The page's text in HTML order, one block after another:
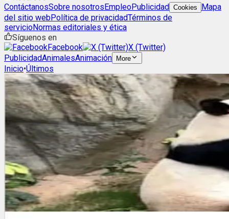
ContáctanosSobre nosotrosEmpleoPublicidad Cookies
Mapa
del sitio webPolítica de privacidadTérminos de
servicioNormas editoriales y ética
Síguenos en
Facebook
X (Twitter)
PublicidadAnimalesAnimación More
Inicio•Últimos